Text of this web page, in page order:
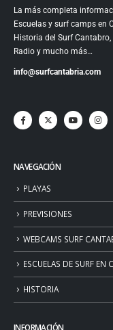
La más completa
Escuelas y surf camps en
Historia del Surf
Radio y mucho más…
info@surfcantabria.com
NAVEGACIÓN
PLAYAS
PREVISIONES
WEBCAMS SURF
ESCUELAS DE SURF EN
HISTORIA
INFORMACIÓN